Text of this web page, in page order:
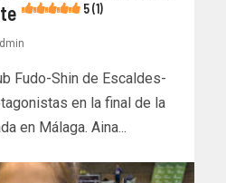
5 (1)
Fudo-Shin de Escaldes-
en la final de la
en Málaga. Aina...